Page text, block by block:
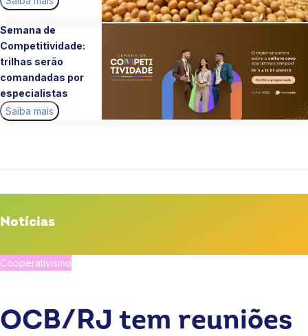
Semana de
Competitividade:
trilhas serão
comandadas por
especialistas
Saiba mais
Notícias
Cooperativismo
OCB/RJ tem reuniões